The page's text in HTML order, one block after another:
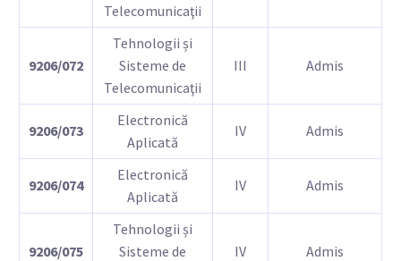
Telecomunicaţii
9206/072
Tehnologii și
Sisteme de
Telecomunicaţii
III Admis
9206/073
Electronică
Aplicată
IV Admis
9206/074
Electronică
Aplicată
IV Admis
9206/075
Tehnologii și
Sisteme de
IV Admis